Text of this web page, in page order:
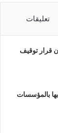
تعليقات
قرار توقيف
بالمؤسسات